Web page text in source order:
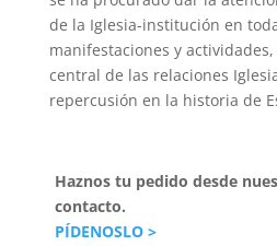
de la Iglesia-institución en
manifestaciones y
central de las relaciones
repercusión en la historia de
Haznos tu pedido desde
contacto.
PÍDENOSLO >